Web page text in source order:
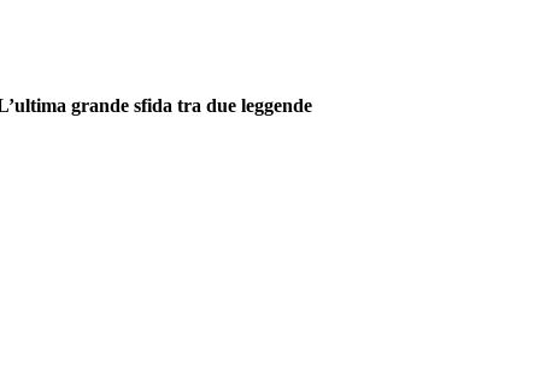
grande sfida tra due leggende